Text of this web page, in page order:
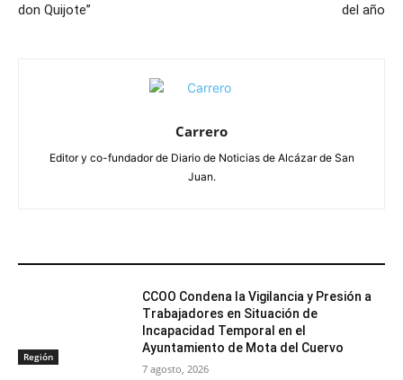
don Quijote”
del año
Carrero
Editor y co-fundador de Diario de Noticias de Alcázar de San
Juan.
Región
CCOO Condena la Vigilancia y Presión a
Trabajadores en Situación de
Incapacidad Temporal en el
Ayuntamiento de Mota del Cuervo
7 agosto, 2026